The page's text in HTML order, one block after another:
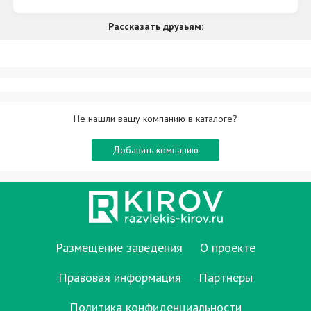
Рассказать друзьям:
Не нашли вашу компанию в каталоге?
Добавить компанию
Размещение заведения
О проекте
Правовая информация
Партнёры
Политика конфиденциальности